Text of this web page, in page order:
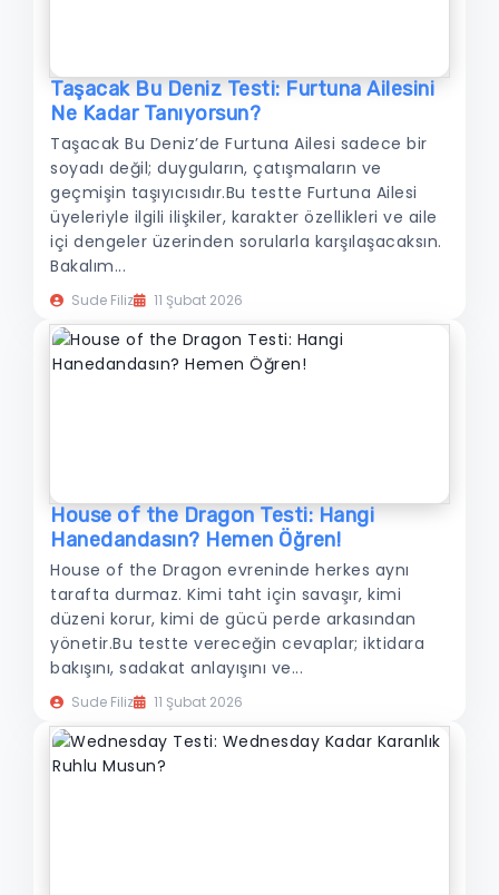
Taşacak Bu Deniz Testi: Furtuna Ailesini
Ne Kadar Tanıyorsun?
Taşacak Bu Deniz’de Furtuna Ailesi sadece bir
soyadı değil; duyguların, çatışmaların ve
geçmişin taşıyıcısıdır.Bu testte Furtuna Ailesi
üyeleriyle ilgili ilişkiler, karakter özellikleri ve aile
içi dengeler üzerinden sorularla karşılaşacaksın.
Bakalım...
Sude Filiz 11 Şubat 2026
House of the Dragon Testi: Hangi
Hanedandasın? Hemen Öğren!
House of the Dragon evreninde herkes aynı
tarafta durmaz. Kimi taht için savaşır, kimi
düzeni korur, kimi de gücü perde arkasından
yönetir.Bu testte vereceğin cevaplar; iktidara
bakışını, sadakat anlayışını ve...
Sude Filiz 11 Şubat 2026